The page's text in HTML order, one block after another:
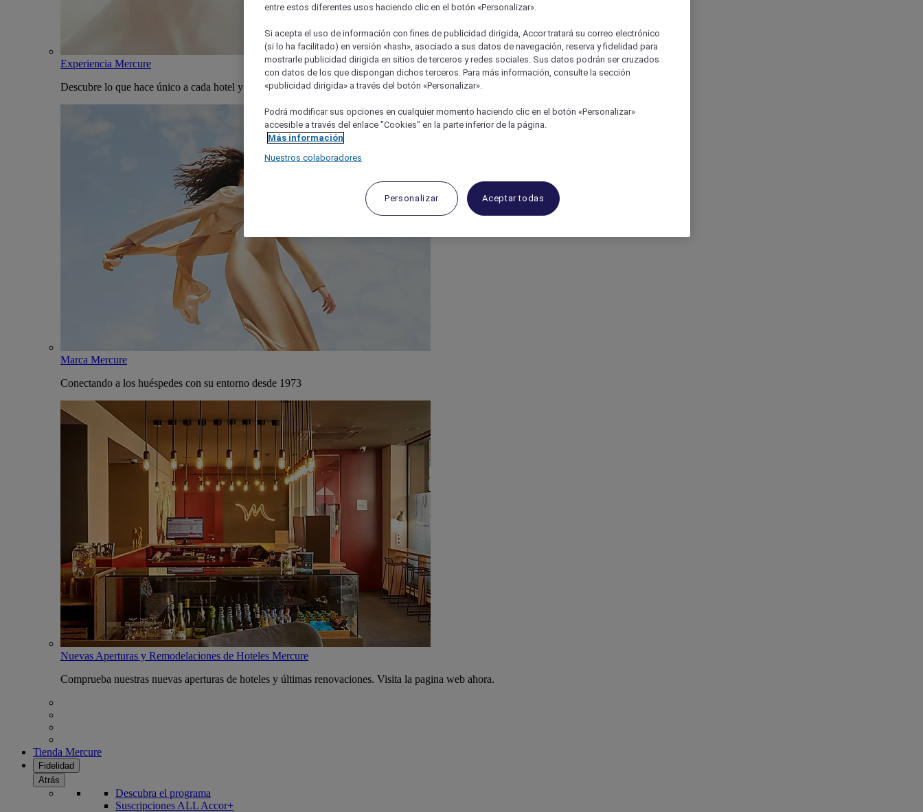
Experiencia Mercure
Descubre lo que hace único a cada hotel y estancia Mercure
Marca Mercure
Conectando a los huéspedes con su entorno desde 1973
Nuevas Aperturas y Remodelaciones de Hoteles Mercure
Comprueba nuestras nuevas aperturas de hoteles y últimas renovaciones. Visita la pagina web ahora.
Tienda Mercure
Fidelidad
Atrás
Descubra el programa
Suscripciones ALL Accor+
entre estos diferentes usos haciendo clic en el botón «Personalizar».
Si acepta el uso de información con fines de publicidad dirigida, Accor tratará su correo electrónico
(si lo ha facilitado) en versión «hash», asociado a sus datos de navegación, reserva y fidelidad para
mostrarle publicidad dirigida en sitios de terceros y redes sociales. Sus datos podrán ser cruzados
con datos de los que dispongan dichos terceros. Para más información, consulte la sección
«publicidad dirigida» a través del botón «Personalizar».
Podrá modificar sus opciones en cualquier momento haciendo clic en el botón «Personalizar»
accesible a través del enlace "Cookies" en la parte inferior de la página.
Más información
Nuestros colaboradores
Personalizar Aceptar todas